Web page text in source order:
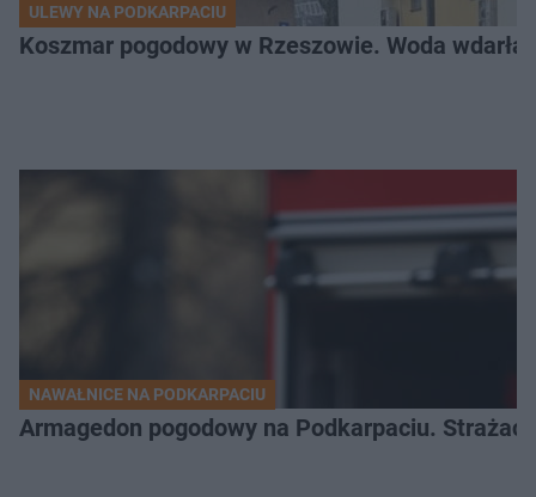
ULEWY NA PODKARPACIU
Koszmar pogodowy w Rzeszowie. Woda
NAWAŁNICE NA PODKARPACIU
Armagedon pogodowy na Podkarpaciu.